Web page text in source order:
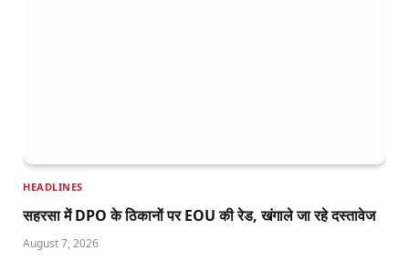
HEADLINES
सहरसा में DPO के ठिकानों पर EOU की रेड, खंगाले जा रहे दस्तावेज
August 7, 2026